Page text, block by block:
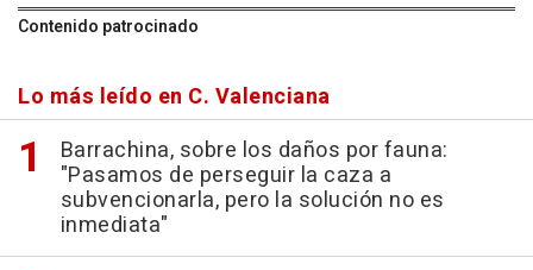
Contenido patrocinado
Lo más leído en C. Valenciana
Barrachina, sobre los daños por fauna:
"Pasamos de perseguir la caza a
subvencionarla, pero la solución no es
inmediata"